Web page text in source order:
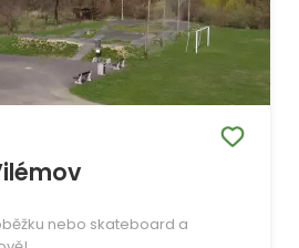
nebo skateboard a